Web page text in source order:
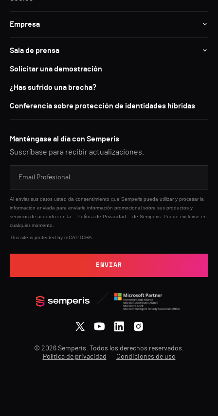
Empresa
Sala de prensa
Solicitar una demostración
¿Has sufrido una brecha?
Conferencia sobre protección de identidades híbridas
Manténgase al día con Semperis
Suscríbase para recibir actualizaciones.
Al enviar sus datos usted da consentimiento que Semperis pueda utilizar y procesar la
información enviada para enviarle información promocional sobre sus productos y
servicios de acuerdo con la
Política de Privacidad
de Semperis. Puede excluirse en
cualquier momento.
This site is protected by reCAPTCHA.
ENVIAR
© 2026 Semperis. Todos los derechos reservados.
Política de privacidad
Condiciones de uso